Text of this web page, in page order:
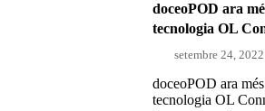
doceoPOD ara
tecnologia OL
setembre 24, 2022
doceoPOD ara
tecnologia OL